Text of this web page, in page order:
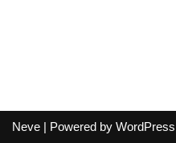
Neve | Powered by WordPress